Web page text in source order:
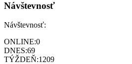
Návštevnosť
Návštevnosť:
ONLINE:0
DNES:69
TÝŽDEŇ:1209